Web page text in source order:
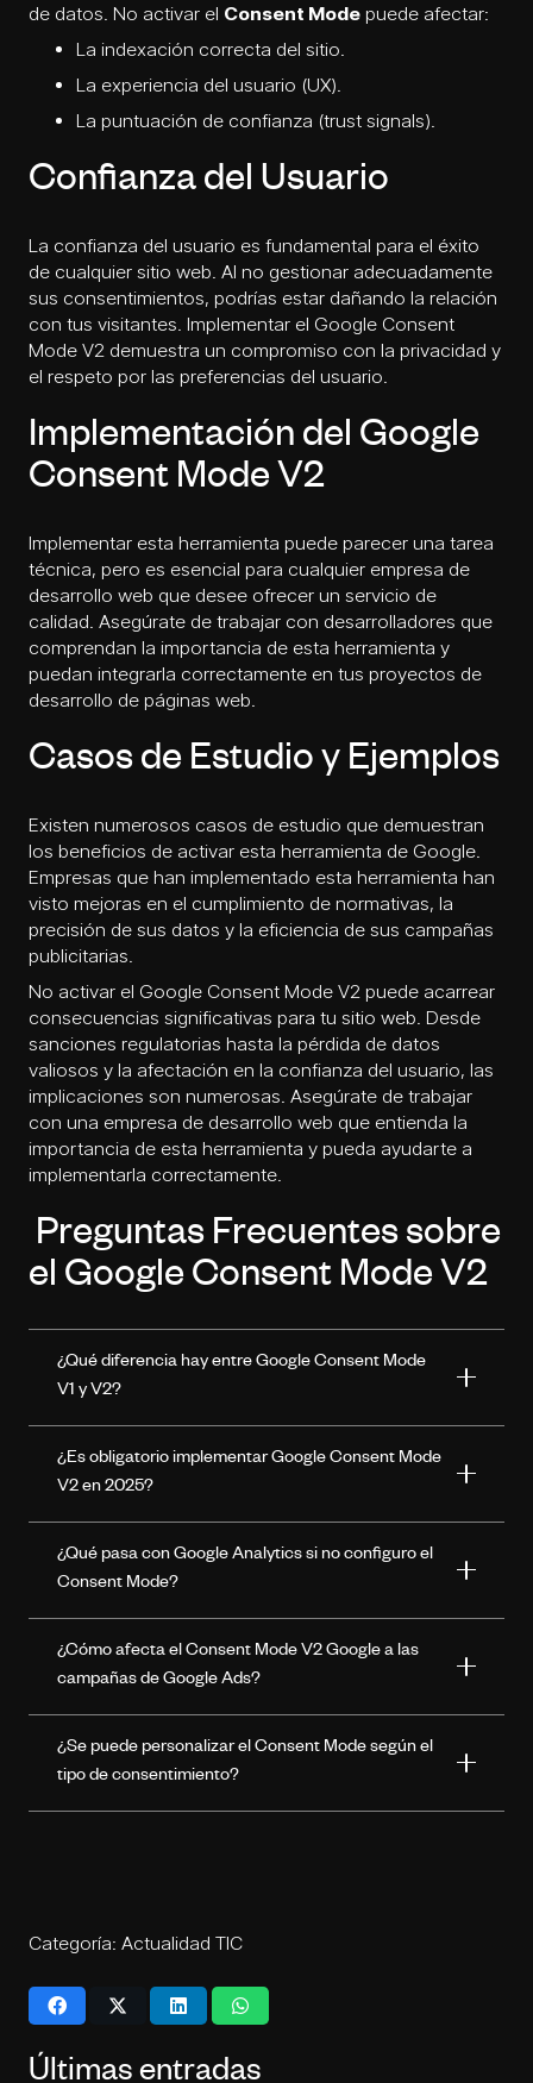
de datos. No activar el Consent Mode puede afectar:
La indexación correcta del sitio.
La experiencia del usuario (UX).
La puntuación de confianza (trust signals).
Confianza del Usuario
La confianza del usuario es fundamental para el éxito
de cualquier sitio web. Al no gestionar adecuadamente
sus consentimientos, podrías estar dañando la relación
con tus visitantes. Implementar el Google Consent
Mode V2 demuestra un compromiso con la privacidad y
el respeto por las preferencias del usuario.
Implementación del Google
Consent Mode V2
Implementar esta herramienta puede parecer una tarea
técnica, pero es esencial para cualquier empresa de
desarrollo web que desee ofrecer un servicio de
calidad. Asegúrate de trabajar con desarrolladores que
comprendan la importancia de esta herramienta y
puedan integrarla correctamente en tus proyectos de
desarrollo de páginas web
Casos de Estudio y Ejemplos
Existen numerosos casos de estudio que demuestran
los beneficios de activar esta herramienta de Google.
Empresas que han implementado esta herramienta han
visto mejoras en el cumplimiento de normativas, la
precisión de sus datos y la eficiencia de sus campañas
publicitarias.
No activar el Google Consent Mode V2 puede acarrear
consecuencias significativas para tu sitio web. Desde
sanciones regulatorias hasta la pérdida de datos
valiosos y la afectación en la confianza del usuario, las
implicaciones son numerosas. Asegúrate de trabajar
con una empresa de desarrollo web que entienda la
importancia de esta herramienta y pueda ayudarte a
implementarla correctamente.
Preguntas Frecuentes sobre
el Google Consent Mode V2
¿Qué diferencia hay entre Google Consent Mode
V1 y V2?
¿Es obligatorio implementar Google Consent Mode
V2 en 2025?
¿Qué pasa con Google Analytics si no configuro el
Consent Mode?
¿Cómo afecta el Consent Mode V2 Google a las
campañas de Google Ads?
¿Se puede personalizar el Consent Mode según el
tipo de consentimiento?
Categoría: Actualidad TIC
Últimas entradas